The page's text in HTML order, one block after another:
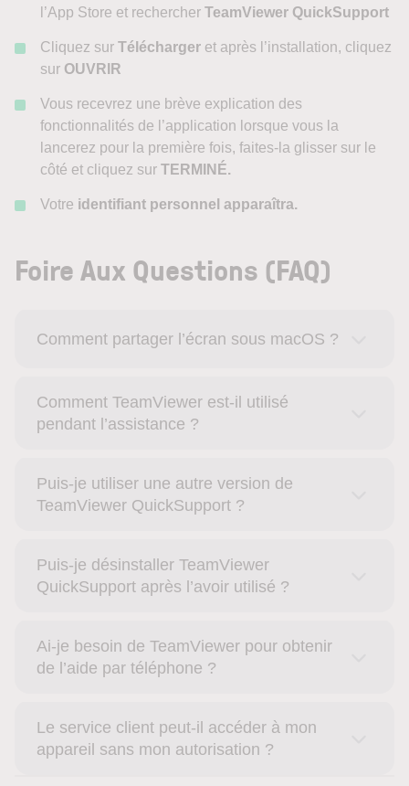
l’App Store et rechercher TeamViewer QuickSupport
Cliquez sur Télécharger et après l’installation, cliquez
sur OUVRIR
Vous recevrez une brève explication des
fonctionnalités de l’application lorsque vous la
lancerez pour la première fois, faites-la glisser sur le
côté et cliquez sur TERMINÉ.
Votre identifiant personnel apparaîtra.
Foire Aux Questions (FAQ)
Comment partager l’écran sous macOS ?
Comment TeamViewer est-il utilisé
pendant l’assistance ?
Puis-je utiliser une autre version de
TeamViewer QuickSupport ?
Puis-je désinstaller TeamViewer
QuickSupport après l’avoir utilisé ?
Ai-je besoin de TeamViewer pour obtenir
de l’aide par téléphone ?
Le service client peut-il accéder à mon
appareil sans mon autorisation ?